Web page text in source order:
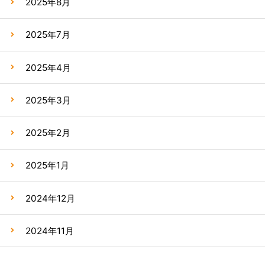
2025年7月
2025年4月
2025年3月
2025年2月
2025年1月
2024年12月
2024年11月